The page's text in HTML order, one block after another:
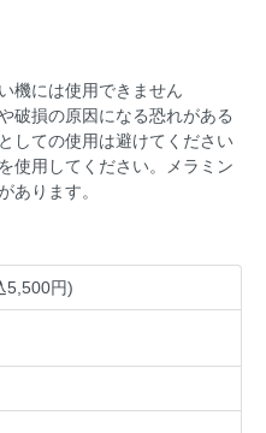
機には使用できません
破損の原因になる恐れがある
しての使用は避けてください
使用してください。メラミン
あります。
5,500円)